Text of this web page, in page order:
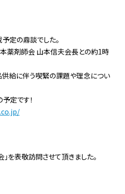
予定の鼎談でした。
薬剤師会 山本信夫会長との約1時
給に伴う喫緊の課題や理念につい
定です！
を表敬訪問させて頂きました。